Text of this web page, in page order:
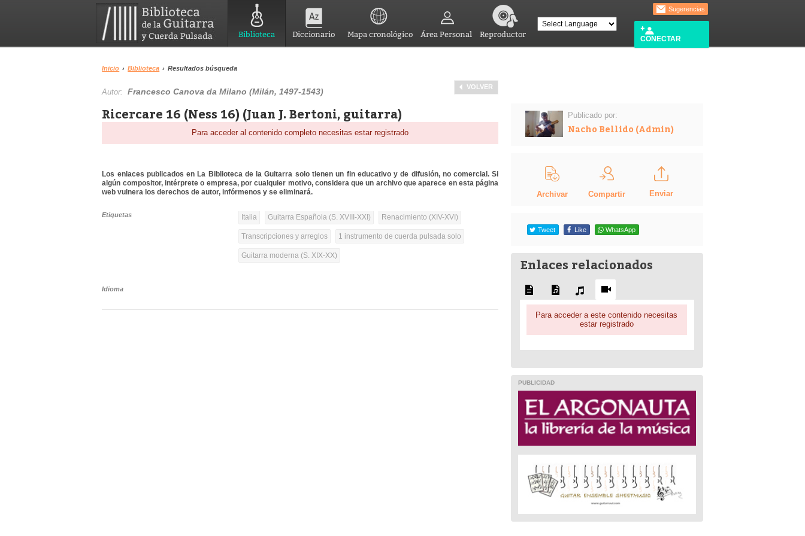
Biblioteca Diccionario Mapa cronológico Área Personal Reproductor
Sugerencias
CONECTAR
Inicio › Biblioteca › Resultados búsqueda
VOLVER
Autor:Francesco Canova da Milano (Milán, 1497-1543)
Ricercare 16 (Ness 16) (Juan J. Bertoni, guitarra)
Para acceder al contenido completo necesitas estar registrado
Los enlaces publicados en La Biblioteca de la Guitarra solo tienen un fin educativo y de difusión, no comercial. Si
algún compositor, intérprete o empresa, por cualquier motivo, considera que un archivo que aparece en esta página
web vulnera los derechos de autor, infórmenos y se eliminará.
Etiquetas Italia Guitarra Española (S. XVIII-XXI) Renacimiento (XIV-XVI)
Transcripciones y arreglos 1 instrumento de cuerda pulsada solo
Guitarra moderna (S. XIX-XX)
Idioma
Publicado por:
Nacho Bellido (Admin)
Archivar Compartir Enviar
Tweet Like WhatsApp
Enlaces relacionados
Para acceder a este contenido necesitas
estar registrado
PUBLICIDAD